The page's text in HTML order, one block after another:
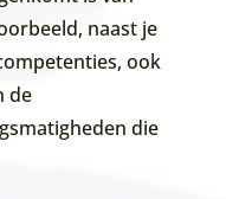
naast je
ook
de
die